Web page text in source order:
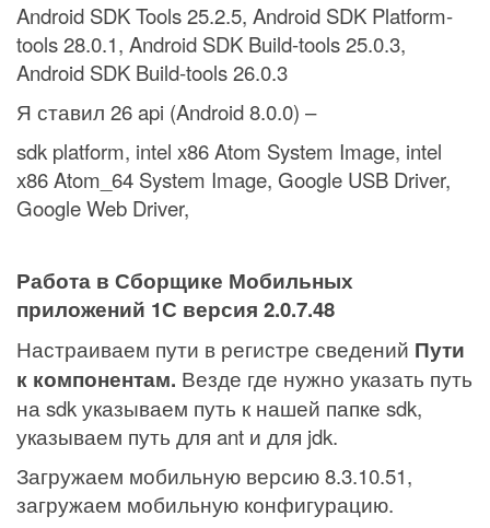
Android SDK Tools 25.2.5, Android SDK Platform-
tools 28.0.1, Android SDK Build-tools 25.0.3,
Android SDK Build-tools 26.0.3
Я ставил 26 api (Android 8.0.0) –
sdk platform, intel x86 Atom System Image, intel
x86 Atom_64 System Image, Google USB Driver,
Google Web Driver,
Работа в Сборщике Мобильных
приложений 1С версия 2.0.7.48
Настраиваем пути в регистре сведений Пути
к компонентам. Везде где нужно указать путь
на sdkуказываем путь к нашей папке sdk,
указываем путь для ant и для jdk.
Загружаем мобильную версию 8.3.10.51,
загружаем мобильную конфигурацию.